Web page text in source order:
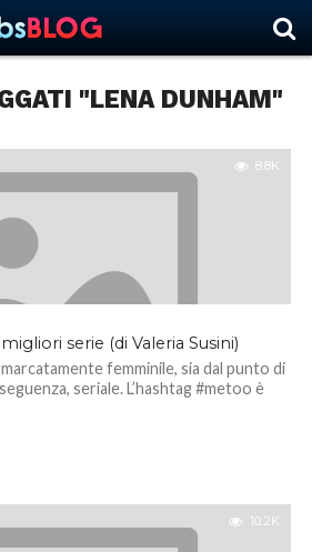
"LENA DUNHAM"
8.8K
serie (di Valeria Susini)
femminile, sia dal punto di
seriale. L’hashtag #metoo è
10.2K